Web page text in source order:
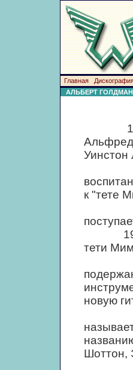
Главная
АЛЬБЕРТ
1940,
Уинстон
1945
к "тете
1952,
1955,
тети
1956
новую
1957,
Шоттон,
1957,